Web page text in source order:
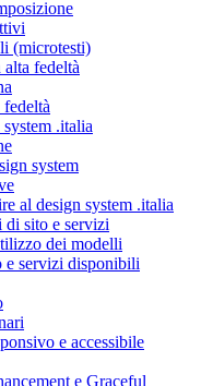
(microtesti)
fedeltà
.italia
system
al design system .italia
di sito e servizi
dei modelli
servizi disponibili
e accessibile
e Graceful